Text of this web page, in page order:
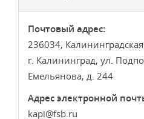
Почтовый адрес:
236034,
г. Калининград, ул.
Емельянова, д. 244
Адрес электронной
kapi
fsb.ru